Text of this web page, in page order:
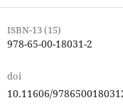
ISBN-13 (15)
978-65-00-18031-2
doi
10.11606/